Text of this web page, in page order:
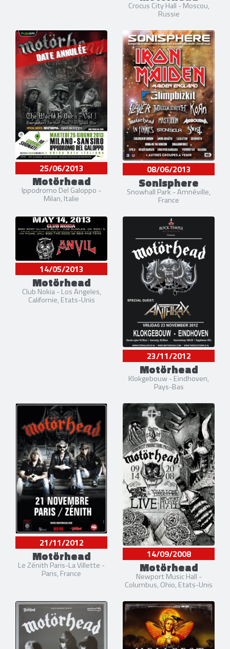
Crocus City Hall - Moscou,
Russie
25/06/2013
Motörhead
Ippodromo Del Galoppo -
Milan, Italie
DATE ANNULÉE
08/06/2013
Sonisphere
Snowhall Park - Amnéville,
France
14/05/2013
Motörhead
Club Nokia - Los Angeles,
Californie, Etats-Unis
23/11/2012
Motörhead
Klokgebouw - Eindhoven,
Pays-Bas
21/11/2012
Motörhead
Le Zénith Paris-La Villette -
Paris, France
14/09/2008
Motörhead
Newport Music Hall -
Columbus, Ohio, Etats-Unis